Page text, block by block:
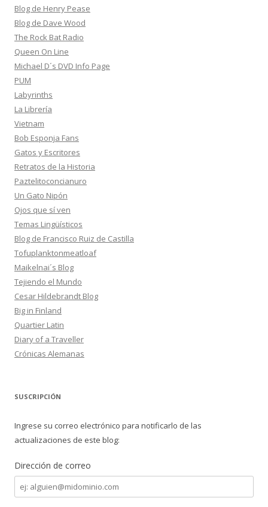
Blog de Henry Pease
Blog de Dave Wood
The Rock Bat Radio
Queen On Line
Michael D´s DVD Info Page
PUM
Labyrinths
La Librería
Vietnam
Bob Esponja Fans
Gatos y Escritores
Retratos de la Historia
Paztelitoconcianuro
Un Gato Nipón
Ojos que sí ven
Temas Lingüísticos
Blog de Francisco Ruiz de Castilla
Tofuplanktonmeatloaf
Maikelnai´s Blog
Tejiendo el Mundo
Cesar Hildebrandt Blog
Big in Finland
Quartier Latin
Diary of a Traveller
Crónicas Alemanas
SUSCRIPCIÓN
Ingrese su correo electrónico para notificarlo de las
actualizaciones de este blog:
Dirección de correo
Dirección
de
correo